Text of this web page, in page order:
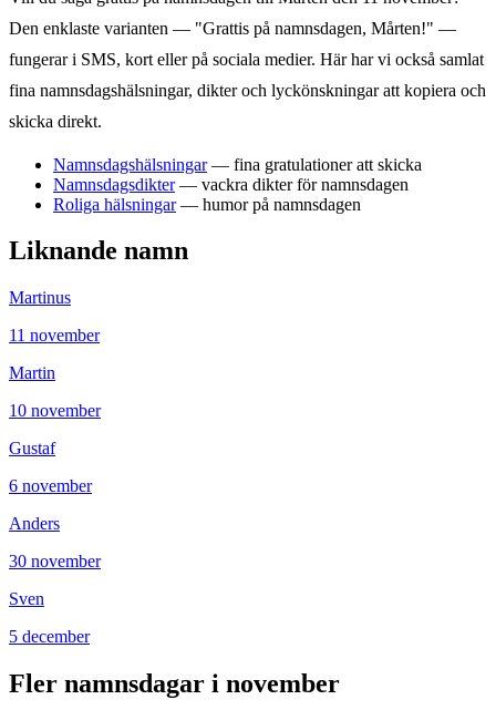
Den enklaste varianten — "Grattis på namnsdagen, Mårten!" —
fungerar i SMS, kort eller på sociala medier. Här har vi också samlat
fina namnsdagshälsningar, dikter och lyckönskningar att kopiera och
skicka direkt.
Namnsdagshälsningar — fina gratulationer att skicka
Namnsdagsdikter— vackra dikter för namnsdagen
Roliga hälsningar— humor på namnsdagen
Liknande namn
Martinus
11 november
Martin
10 november
Gustaf
6 november
Anders
30 november
Sven
5 december
Fler namnsdagar i november